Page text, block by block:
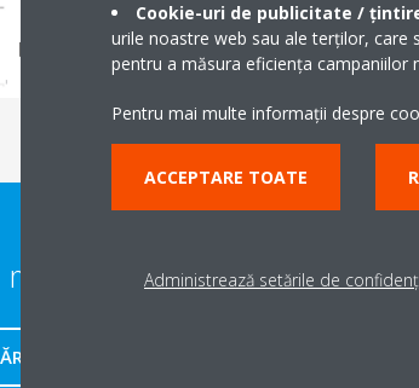
Commissioning checklist Multi
PDF | 742.13KB
multe detalii
FRECVENTE
Ai
Cookie-uri de publicitate /
urile noastre web sau ale terților, care
pentru a măsura eficiența campaniilor
Pentru mai multe informații despre
ACCEPTARE TOATE
Administrează setările de